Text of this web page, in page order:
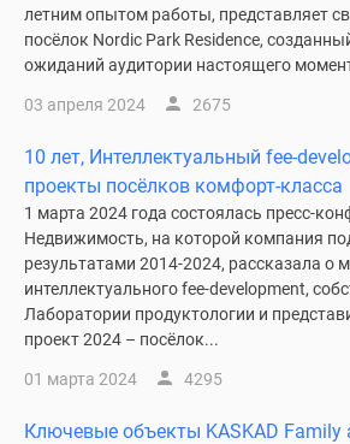
летним опытом работы, представляет
посёлок Nordic Park Residence,
ожиданий аудитории настоящего
03 апреля 2024 2675
10 лет, Интеллектуальный fee-
проекты посёлков комфорт-класса
1 марта 2024 года состоялась пресс-
Недвижимость, на которой компания
результатами 2014-2024, рассказала о
интеллектуального fee-development,
Лаборатории продуктологии и
проект 2024 – посёлок...
01 марта 2024 4295
Ключевые объекты KASKAD Family